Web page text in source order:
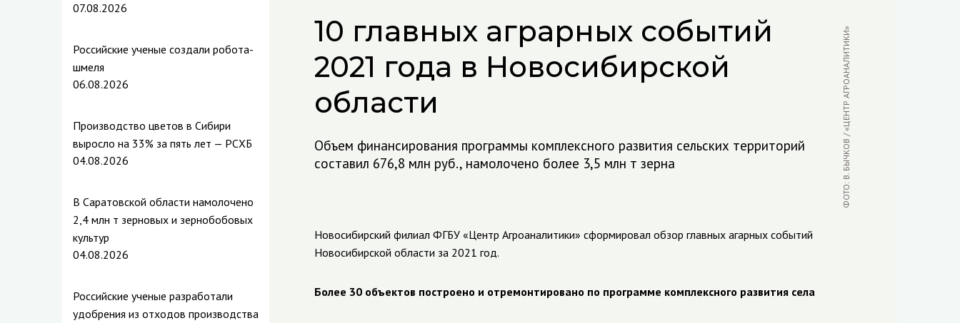
07.08.2026
Российские ученые создали робота-
шмеля
06.08.2026
Производство цветов в Сибири
выросло на 33% за пять лет — РСХБ
04.08.2026
В Саратовской области намолочено
2,4 млн т зерновых и зернобобовых
культур
04.08.2026
Российские ученые разработали
удобрения из отходов производства
10 главных аграрных событий
2021 года в Новосибирской
области
Объем финансирования программы комплексного развития сельских территорий
составил 676,8 млн руб., намолочено более 3,5 млн т зерна
ФОТО: В. БЫЧКОВ / «ЦЕНТР АГРОАНАЛИТИКИ»
Новосибирский филиал ФГБУ «Центр Агроаналитики» сформировал обзор главных агарных событий
Новосибирской области за 2021 год.
Более 30 объектов построено и отремонтировано по программе комплексного развития села